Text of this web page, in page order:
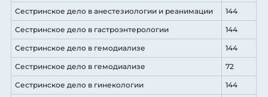
Сестринское дело в анестезиологии и реанимации 144
Сестринское дело в гастроэнтерологии 144
Сестринское дело в гемодиализе 144
Сестринское дело в гемодиализе 72
Сестринское дело в гинекологии 144